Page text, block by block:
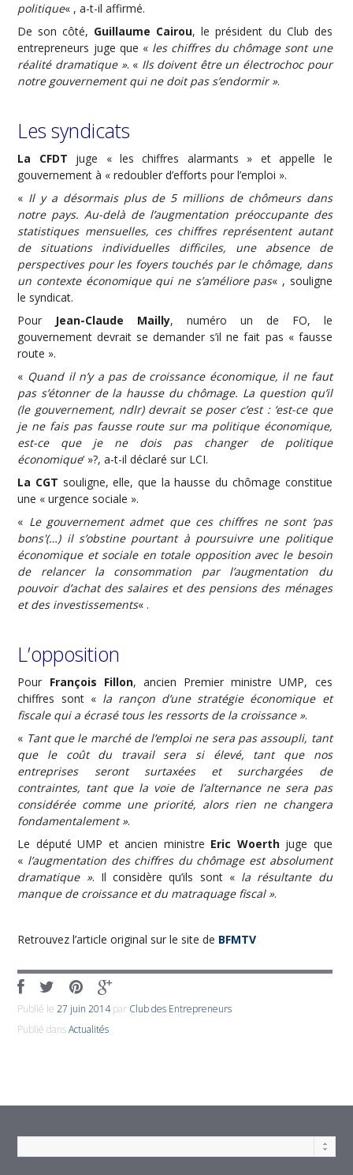
politique« , a-t-il affirmé.
De son côté, Guillaume Cairou, le président du Club des
entrepreneurs juge que « les chiffres du chômage sont une
réalité dramatique ». « Ils doivent être un électrochoc pour
notre gouvernement qui ne doit pas s’endormir ».
Les syndicats
La CFDT juge « les chiffres alarmants » et appelle le
gouvernement à « redoubler d’efforts pour l’emploi ».
« Il y a désormais plus de 5 millions de chômeurs dans
notre pays. Au-delà de l’augmentation préoccupante des
statistiques mensuelles, ces chiffres représentent autant
de situations individuelles difficiles, une absence de
perspectives pour les foyers touchés par le chômage, dans
un contexte économique qui ne s’améliore pas« , souligne
le syndicat.
Pour Jean-Claude Mailly, numéro un de FO, le
gouvernement devrait se demander s’il ne fait pas « fausse
route ».
« Quand il n’y a pas de croissance économique, il ne faut
pas s’étonner de la hausse du chômage. La question qu’il
(le gouvernement, ndlr) devrait se poser c’est : ‘est-ce que
je ne fais pas fausse route sur ma politique économique,
est-ce que je ne dois pas changer de politique
économique‘ »?, a-t-il déclaré sur LCI.
La CGT souligne, elle, que la hausse du chômage constitue
une « urgence sociale ».
« Le gouvernement admet que ces chiffres ne sont ‘pas
bons'(…) il s’obstine pourtant à poursuivre une politique
économique et sociale en totale opposition avec le besoin
de relancer la consommation par l’augmentation du
pouvoir d’achat des salaires et des pensions des ménages
et des investissements« .
L’opposition
Pour François Fillon, ancien Premier ministre UMP, ces
chiffres sont « la rançon d’une stratégie économique et
fiscale qui a écrasé tous les ressorts de la croissance ».
« Tant que le marché de l’emploi ne sera pas assoupli, tant
que le coût du travail sera si élevé, tant que nos
entreprises seront surtaxées et surchargées de
contraintes, tant que la voie de l’alternance ne sera pas
considérée comme une priorité, alors rien ne changera
fondamentalement ».
Le député UMP et ancien ministre Eric Woerthjuge que
« l’augmentation des chiffres du chômage est absolument
dramatique ». Il considère qu’ils sont « la résultante du
manque de croissance et du matraquage fiscal ».
Retrouvez l’article original sur le site de BFMTV
Publié le27 juin 2014par Club des Entrepreneurs
Publié dansActualités